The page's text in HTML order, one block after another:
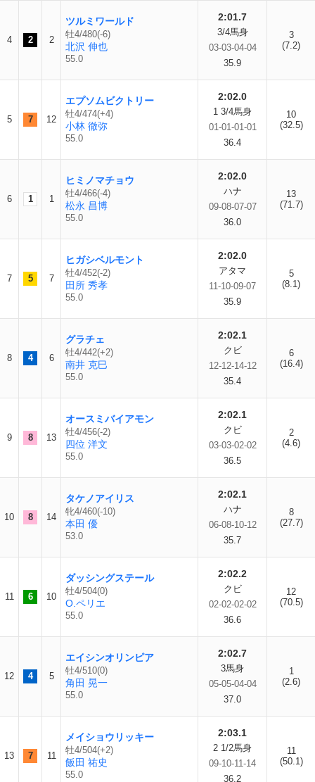
4 2 2
ツルミワールド
牡4/480(-6)
北沢 伸也
55.0
2:01.7
3/4馬身
03-03-04-04
35.9
3
(7.2)
5 7 12
エプソムビクトリー
牡4/474(+4)
小林 徹弥
55.0
2:02.0
1 3/4馬身
01-01-01-01
36.4
10
(32.5)
6 1 1
ヒミノマチョウ
牡4/466(-4)
松永 昌博
55.0
2:02.0
ハナ
09-08-07-07
36.0
13
(71.7)
7 5 7
ヒガシベルモント
牡4/452(-2)
田所 秀孝
55.0
2:02.0
アタマ
11-10-09-07
35.9
5
(8.1)
8 4 6
グラチェ
牡4/442(+2)
南井 克巳
55.0
2:02.1
クビ
12-12-14-12
35.4
6
(16.4)
9 8 13
オースミバイアモン
牡4/456(-2)
四位 洋文
55.0
2:02.1
クビ
03-03-02-02
36.5
2
(4.6)
10 8 14
タケノアイリス
牝4/460(-10)
本田 優
53.0
2:02.1
ハナ
06-08-10-12
35.7
8
(27.7)
11 6 10
ダッシングステール
牡4/504(0)
O.ペリエ
55.0
2:02.2
クビ
02-02-02-02
36.6
12
(70.5)
12 4 5
エイシンオリンピア
牡4/510(0)
角田 晃一
55.0
2:02.7
3馬身
05-05-04-04
37.0
1
(2.6)
13 7 11
メイショウリッキー
牡4/504(+2)
飯田 祐史
55.0
2:03.1
2 1/2馬身
09-10-11-14
36.2
11
(50.1)